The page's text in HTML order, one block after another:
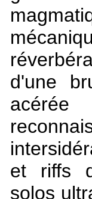
d'une
acérée
et riffs
solos